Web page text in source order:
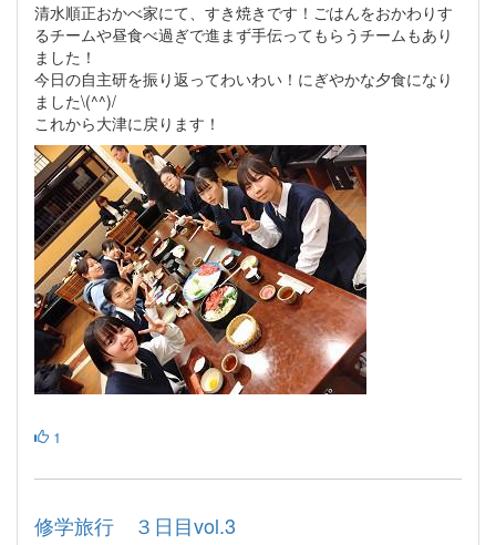
清水順正おかべ家にて、すき焼きです！ごはんをおかわりす
るチームや昼食べ過ぎで進まず手伝ってもらうチームもあり
ました！
今日の自主研を振り返ってわいわい！にぎやかな夕食になり
ました\(⁠^⁠^⁠)/
これから大津に戻ります！
1
修学旅行 ３日目vol.3